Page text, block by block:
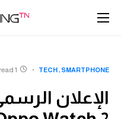
SMARTPHONE
TECH
1 minute read
الإعلان